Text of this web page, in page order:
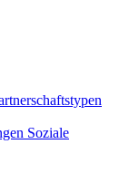
Soziale